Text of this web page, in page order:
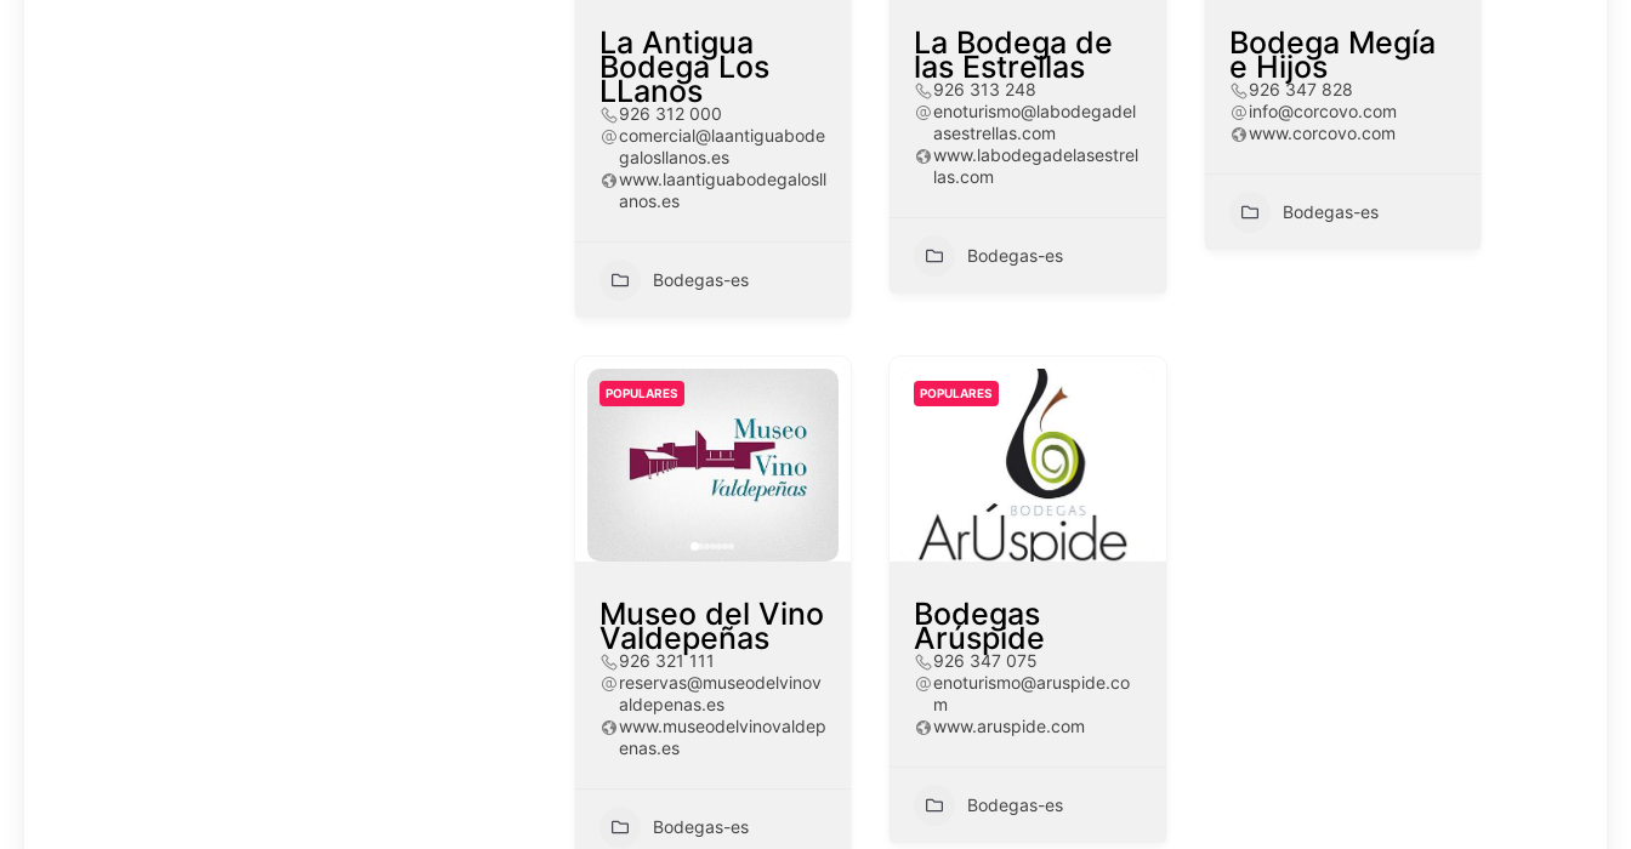
La Antigua
Bodega Los
LLanos
926 312 000
comercial@laantiguabode
galosllanos.es
www.laantiguabodegalosll
anos.es
Bodegas-es
La Bodega de
las Estrellas
926 313 248
enoturismo@labodegadel
asestrellas.com
www.labodegadelasestrel
las.com
Bodegas-es
Bodega Megía
e Hijos
926 347 828
info@corcovo.com
www.corcovo.com
Bodegas-es
POPULARES
Museo del Vino
Valdepeñas
926 321 111
reservas@museodelvinov
aldepenas.es
www.museodelvinovaldep
enas.es
Bodegas-es
POPULARES
Bodegas
Arúspide
926 347 075
enoturismo@aruspide.co
m
www.aruspide.com
Bodegas-es